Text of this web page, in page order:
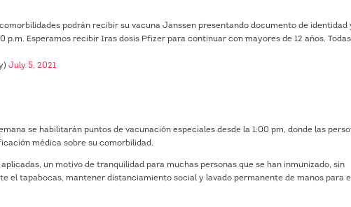
podrán recibir su vacuna Janssen presentando documento de identidad
Esperamos recibir 1ras dosis Pfizer para continuar con mayores de 12 años.
July 5, 2021
se habilitarán puntos de vacunación especiales desde la 1:00 pm, donde las
médica sobre su comorbilidad.
un motivo de tranquilidad para muchas personas que se han inmunizado, sin
el tapabocas, mantener distanciamiento social y lavado permanente de manos para